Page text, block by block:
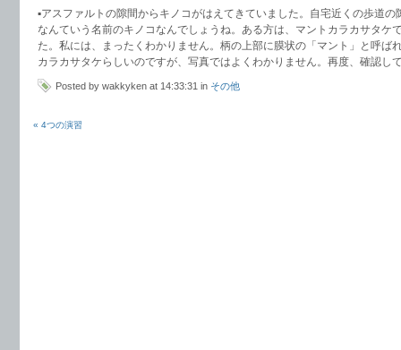
▪️アスファルトの隙間からキノコがはえてきていました。自宅近くの歩道
なんていう名前のキノコなんでしょうね。ある方は、マントカラカサタケ
た。私には、まったくわかりません。柄の上部に膜状の「マント」と呼ば
カラカサタケらしいのですが、写真ではよくわかりません。再度、確認し
Posted by wakkyken at 14:33:31 in その他
« 4つの演習